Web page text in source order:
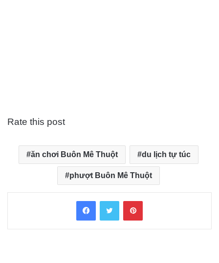
Rate this post
ăn chơi Buôn Mê Thuột du lịch tự túc
phượt Buôn Mê Thuột
FacebookTwitter Pinterest